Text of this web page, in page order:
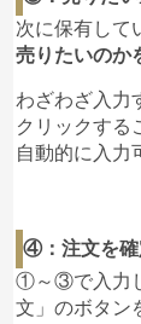
次に保有して
売りたいのか
わざわざ入力
クリックする
自動的に入力
④：注文を確
①～③で入力
文」のボタン